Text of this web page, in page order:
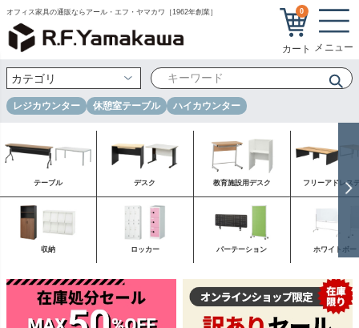
オフィス家具の通販ならアール・エフ・ヤマカワ［1962年創業］ 0
レジカウンター 休憩室テーブル ハイカウンター
テーブル デスク 教育施設用デスク フリーアドレス
収納 ロッカー パーテーション ホワイトボー